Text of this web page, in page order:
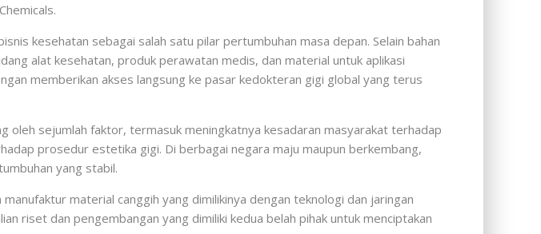
kesehatan sebagai salah satu pilar pertumbuhan masa depan. Selain bahan
alat kesehatan, produk perawatan medis, dan material untuk aplikasi
memberikan akses langsung ke pasar kedokteran gigi global yang terus
oleh sejumlah faktor, termasuk meningkatnya kesadaran masyarakat terhadap
prosedur estetika gigi. Di berbagai negara maju maupun berkembang,
yang stabil.
material canggih yang dimilikinya dengan teknologi dan jaringan
riset dan pengembangan yang dimiliki kedua belah pihak untuk menciptakan